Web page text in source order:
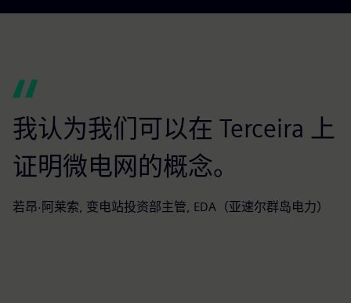
我认为我们可以在 Terceira 上
证明微电网的概念。
若昂·阿莱索, 变电站投资部主管, EDA（亚速尔群岛电力）